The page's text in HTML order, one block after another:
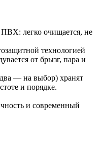
легко очищается, не
технологией
от брызг, пара и
— на выбор) хранят
и порядке.
и современный